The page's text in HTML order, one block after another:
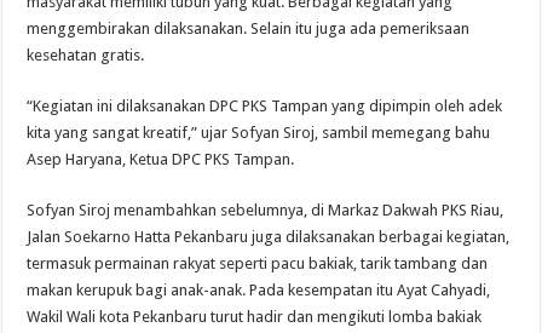
menggembirakan dilaksanakan. Selain itu juga ada pemeriksaan
kesehatan gratis.
“Kegiatan ini dilaksanakan DPC PKS Tampan yang dipimpin oleh adek
kita yang sangat kreatif,” ujar Sofyan Siroj, sambil memegang bahu
Asep Haryana, Ketua DPC PKS Tampan.
Sofyan Siroj menambahkan sebelumnya, di Markaz Dakwah PKS Riau,
Jalan Soekarno Hatta Pekanbaru juga dilaksanakan berbagai kegiatan,
termasuk permainan rakyat seperti pacu bakiak, tarik tambang dan
makan kerupuk bagi anak-anak. Pada kesempatan itu Ayat Cahyadi,
Wakil Wali kota Pekanbaru turut hadir dan mengikuti lomba bakiak